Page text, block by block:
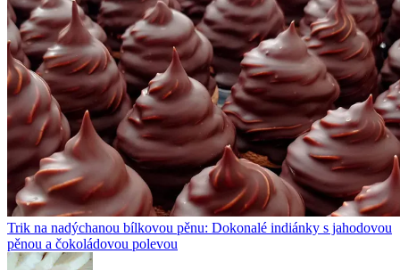
Trik na nadýchanou bílkovou pěnu: Dokonalé indiánky s jahodovou
pěnou a čokoládovou polevou